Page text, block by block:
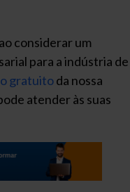
considerar um
para a indústria de
gratuitoda nossa
atender às suas